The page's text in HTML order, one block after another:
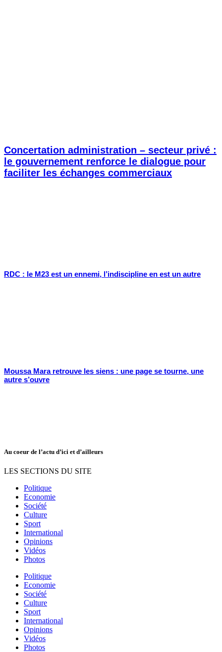
Concertation administration – secteur privé :
le gouvernement renforce le dialogue pour
faciliter les échanges commerciaux
RDC : le M23 est un ennemi, l’indiscipline en est un autre
Moussa Mara retrouve les siens : une page se tourne, une
autre s’ouvre
Au coeur de l’actu d’ici et d’ailleurs
LES SECTIONS DU SITE
Politique
Economie
Société
Culture
Sport
International
Opinions
Vidéos
Photos
Politique
Economie
Société
Culture
Sport
International
Opinions
Vidéos
Photos